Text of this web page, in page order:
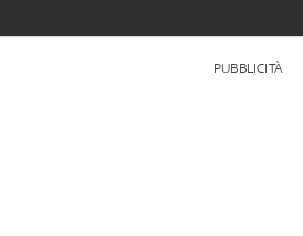
PUBBLICITÀ